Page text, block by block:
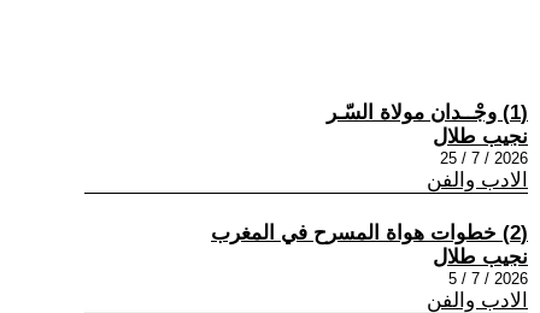
(1) وجْــدان مولاة السّـر
نجيب طلال
2026 / 7 / 25
الادب والفن
(2) خطوات هواة المسرح في المغرب
نجيب طلال
2026 / 7 / 5
الادب والفن